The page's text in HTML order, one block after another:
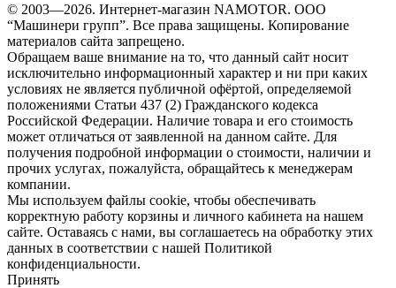
© 2003—2026. Интернет-магазин NAMOTOR. ООО
“Машинери групп”. Все права защищены. Копирование
материалов сайта запрещено.
Обращаем ваше внимание на то, что данный сайт носит
исключительно информационный характер и ни при каких
условиях не является публичной офёртой, определяемой
положениями Статьи 437 (2) Гражданского кодекса
Российской Федерации. Наличие товара и его стоимость
может отличаться от заявленной на данном сайте. Для
получения подробной информации о стоимости, наличии и
прочих услугах, пожалуйста, обращайтесь к менеджерам
компании.
Мы используем файлы cookie, чтобы обеспечивать
корректную работу корзины и личного кабинета на нашем
сайте. Оставаясь с нами, вы соглашаетесь на обработку этих
данных в соответствии с нашей Политикой
конфиденциальности.
Принять